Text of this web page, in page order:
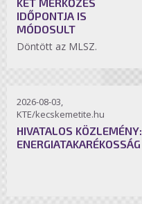
IDŐPONTJA IS
MÓDOSULT
Döntött az MLSZ.
2026-08-03,
KTE/kecskemetite.hu
HIVATALOS KÖZLEMÉNY:
ENERGIATAKARÉKOSSÁG